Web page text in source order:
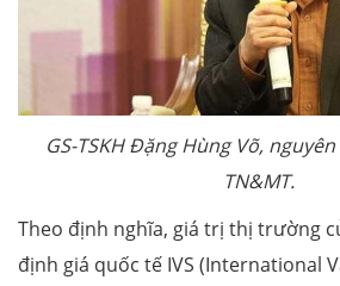
GS-TSKH Đặng Hùng Võ,
TN&MT.
Theo định nghĩa, giá trị thị trường
định giá quốc tế IVS (International